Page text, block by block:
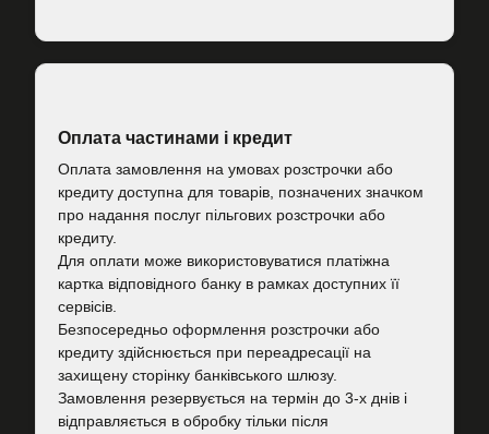
Оплата частинами і кредит
Оплата замовлення на умовах розстрочки або
кредиту доступна для товарів, позначених значком
про надання послуг пільгових розстрочки або
кредиту.
Для оплати може використовуватися платіжна
картка відповідного банку в рамках доступних її
сервісів.
Безпосередньо оформлення розстрочки або
кредиту здійснюється при переадресації на
захищену сторінку банківського шлюзу.
Замовлення резервується на термін до 3-х днів і
відправляється в обробку тільки після